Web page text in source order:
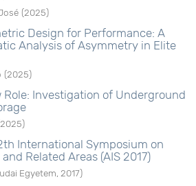
(2025)
Design for Performance: A
Analysis of Asymmetry in Elite
(2025)
Role: Investigation of Underground
2025)
International Symposium on
Related Areas (AIS 2017)
Egyetem 2017)